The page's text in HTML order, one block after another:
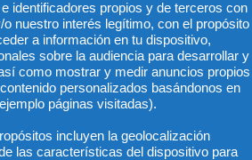
dos presupuestos que han estado
entre profesionales por
como inspiran los
identificadores propios y de terceros con
nuestro interés legítimo, con el propósito
a información en tu dispositivo,
sobre la audiencia para desarrollar y
como mostrar y medir anuncios propios
personalizados basándonos en
páginas visitadas).
incluyen la geolocalización
las características del dispositivo para